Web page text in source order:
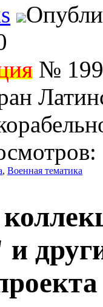
№
, Военная тематика